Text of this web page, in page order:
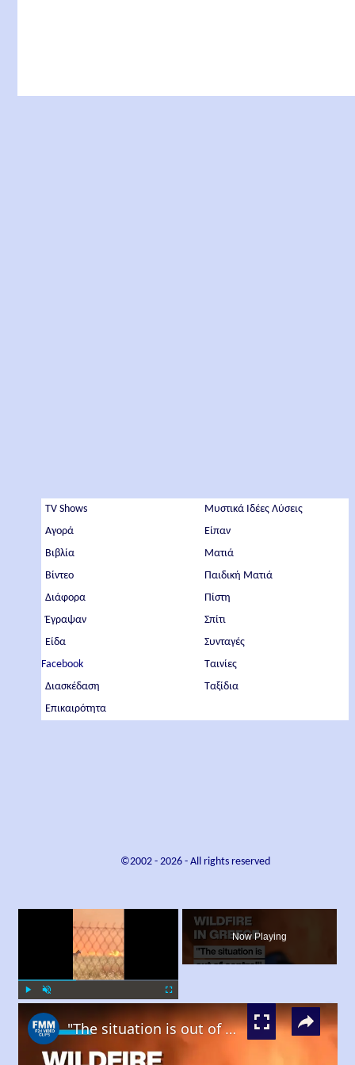
TV Shows
Αγορά
Βιβλία
Βίντεο
Διάφορα
Έγραψαν
Είδα
Facebook
Διασκέδαση
Επικαιρότητα
Μυστικά Ιδέες Λύσεις
Είπαν
Ματιά
Παιδική Ματιά
Πίστη
Σπίτι
Συνταγές
Ταινίες
Ταξίδια
©2002 - 2026- All rights reserved
Now Playing
×
"The situation is out of control": Greek firefighters battle wildfire for fourth day